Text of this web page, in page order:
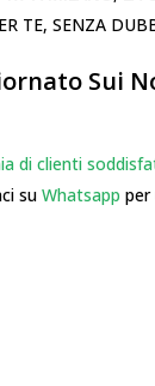
TE, SENZA
Sui
di clienti
su Whatsapp